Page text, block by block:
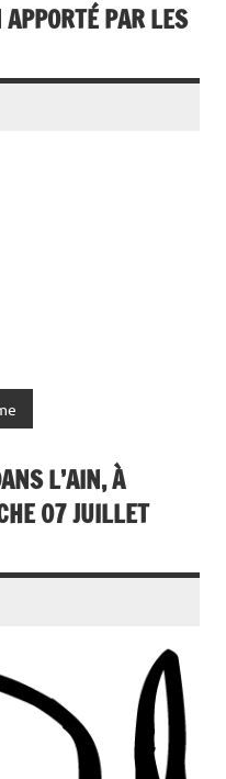
PAR LES
L’AIN, À
07 JUILLET